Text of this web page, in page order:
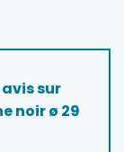
sur
noir ø 29